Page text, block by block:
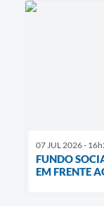
07 JUL 2026 -
FUNDO
EM FRENTE